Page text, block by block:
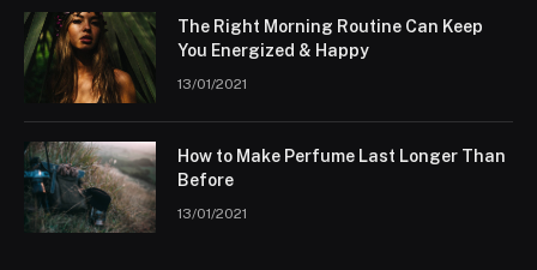
The Right Morning Routine Can Keep
You Energized & Happy
13/01/2021
How to Make Perfume Last Longer Than
Before
13/01/2021